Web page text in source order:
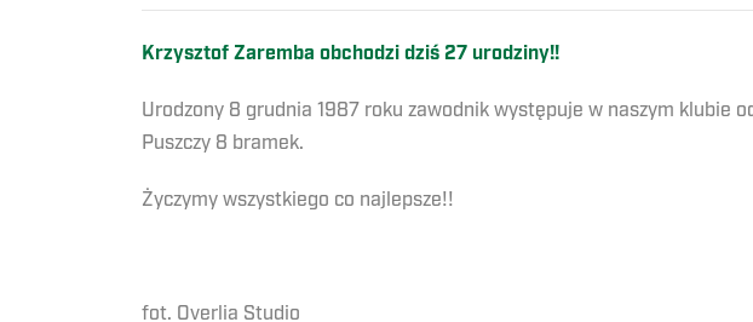
Krzysztof Zaremba obchodzi dziś 27 urodziny!!
Urodzony 8 grudnia 1987 roku zawodnik występuje w naszym klubie
Puszczy 8 bramek.
Życzymy wszystkiego co najlepsze!!
fot. Overlia Studio